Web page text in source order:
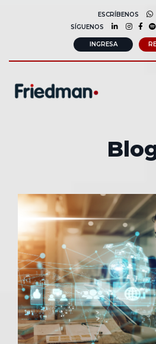
ESCRÍBENOS
SÍGUENOS
INGRESA
COMUNIDAD FRIEDMAN
SOBRE NOSOTROS
CONTACTO
0